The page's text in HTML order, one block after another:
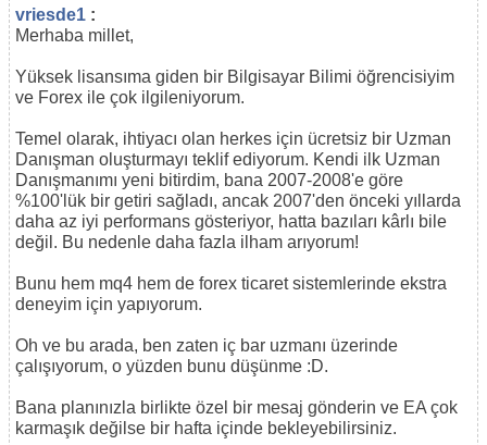
vriesde1 :
Merhaba millet,
Yüksek lisansıma giden bir Bilgisayar Bilimi öğrencisiyim
ve Forex ile çok ilgileniyorum.
Temel olarak, ihtiyacı olan herkes için ücretsiz bir Uzman
Danışman oluşturmayı teklif ediyorum. Kendi ilk Uzman
Danışmanımı yeni bitirdim, bana 2007-2008'e göre
%100'lük bir getiri sağladı, ancak 2007'den önceki yıllarda
daha az iyi performans gösteriyor, hatta bazıları kârlı bile
değil. Bu nedenle daha fazla ilham arıyorum!
Bunu hem mq4 hem de forex ticaret sistemlerinde ekstra
deneyim için yapıyorum.
Oh ve bu arada, ben zaten iç bar uzmanı üzerinde
çalışıyorum, o yüzden bunu düşünme :D.
Bana planınızla birlikte özel bir mesaj gönderin ve EA çok
karmaşık değilse bir hafta içinde bekleyebilirsiniz.